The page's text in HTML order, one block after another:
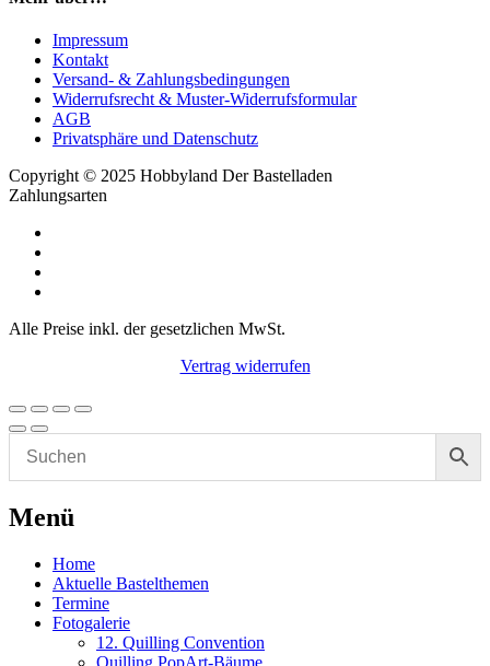
Impressum
Kontakt
Versand- & Zahlungsbedingungen
Widerrufsrecht & Muster-Widerrufsformular
AGB
Privatsphäre und Datenschutz
Copyright © 2025 Hobbyland Der Bastelladen
Zahlungsarten
Alle Preise inkl. der gesetzlichen MwSt.
Vertrag widerrufen
Menü
Home
Aktuelle Bastelthemen
Termine
Fotogalerie
12. Quilling Convention